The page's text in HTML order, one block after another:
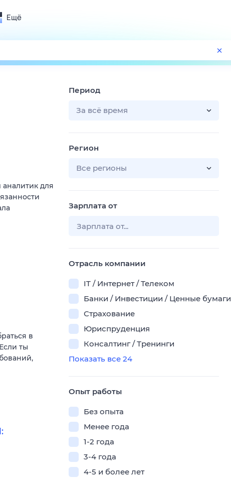
Ещё
Поиск
ТВ-программа
для
в
ты
Период
За всё время
Регион
Все регионы
Зарплата от
Отрасль компании
IT / Интернет / Телеком
Банки / Инвестиции / Ценные бумаги
Страхование
Юриспруденция
Консалтинг / Тренинги
Показать все 24
Опыт работы
Без опыта
Менее года
1-2 года
3-4 года
4-5 и более лет